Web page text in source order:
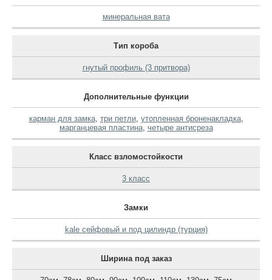
минеральная вата
Тип короба
гнутый профиль (3 притвора)
Дополнительные функции
карман для замка, три петли, утопленная броненакладка,
марганцевая пластина, четыре антисреза
Класс взломостойкости
3 класс
Замки
kale сейфовый и под цилиндр (турция)
Ширина под заказ